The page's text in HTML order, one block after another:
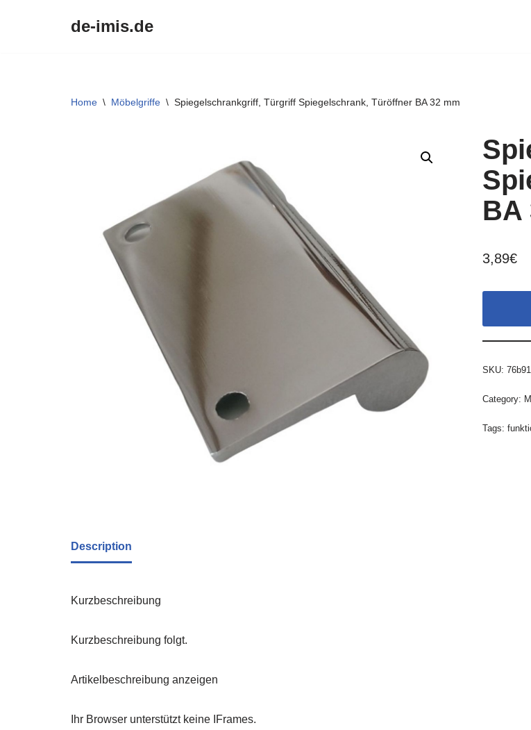
de-imis.de
Home \ Möbelgriffe \ Spiegelschrankgriff, Türgriff Spiegelschrank, Türöffner BA 32 mm
BA
3,89€
SKU:
Category:
Tags:
Description
Kurzbeschreibung
Kurzbeschreibung folgt.
Artikelbeschreibung anzeigen
Ihr Browser unterstützt keine IFrames.